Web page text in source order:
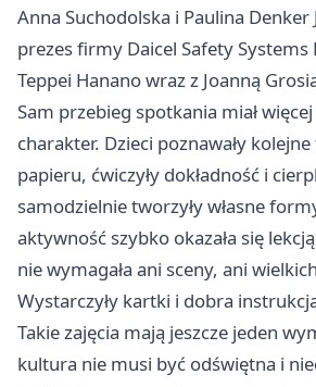
Anna Suchodolska i Paulina Denker
prezes firmy Daicel Safety
Teppei Hanano wraz z Joanną
Sam przebieg spotkania miał
charakter. Dzieci poznawały
papieru, ćwiczyły dokładność i
samodzielnie tworzyły własne
aktywność szybko okazała się
nie wymagała ani sceny, ani
Wystarczyły kartki i dobra
Takie zajęcia mają jeszcze jeden
kultura nie musi być odświętna i